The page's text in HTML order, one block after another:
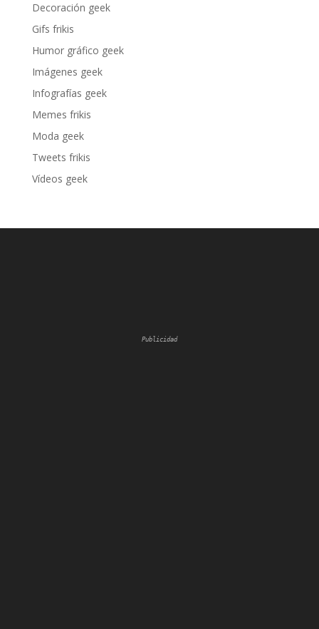
Decoración geek
Gifs frikis
Humor gráfico geek
Imágenes geek
Infografías geek
Memes frikis
Moda geek
Tweets frikis
Vídeos geek
Publicidad